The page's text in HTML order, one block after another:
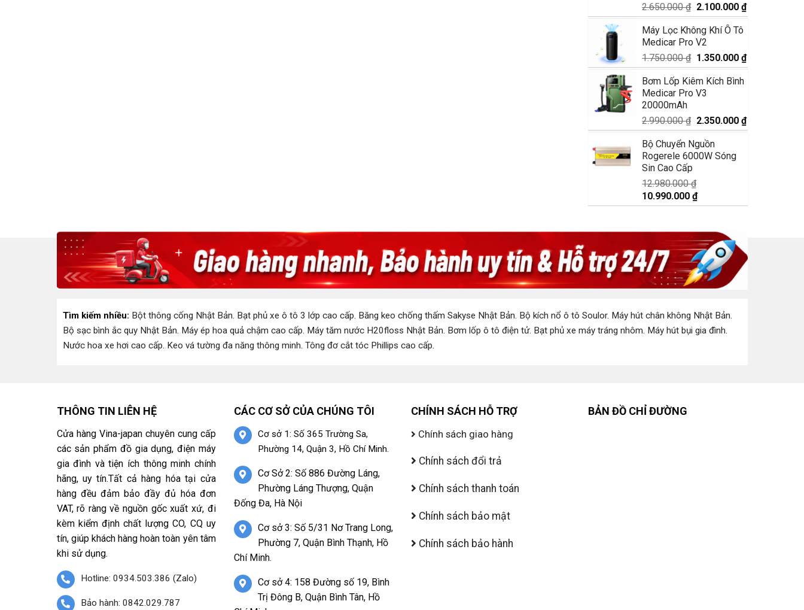
2.650.000₫ Giá
gốc
là:
2.650.000 ₫.
2.100.000₫Giá
hiện
2.100.000 ₫.
Máy Lọc Không Khí Ô Tô
Medicar Pro V2
1.750.000₫ Giá
gốc
là:
1.750.000 ₫.
1.350.000₫Giá
hiện
Bơm Lốp Kiêm Kích Bình
Medicar Pro V3
20000mAh
2.990.000₫ Giá
gốc
là:
2.990.000 ₫.
2.350.000₫Giá
hiện
Bộ Chuyển Nguồn
Rogerele 6000W Sóng
Sin Cao Cấp
12.980.000₫
Giá
gốc
12.980.000 ₫.
10.990.000₫Giá
hiện
là:
10.990.000 ₫.
Tìm kiếm nhiều: Bột thông cống Nhật Bản. Bạt phủ xe ô tô 3 lớp cao cấp. Băng keo chống thấm Sakyse Nhật Bản. Bộ kích nổ ô tô Soulor. Máy hút chân không Nhật Bản.
Bộ sạc bình ắc quy Nhật Bản. Máy ép hoa quả chậm cao cấp. Máy tăm nước H20floss Nhật Bản. Bơm lốp ô tô điện tử. Bạt phủ xe máy tráng nhôm. Máy hút bụi gia đình.
Nước hoa xe hơi cao cấp. Keo vá tường đa năng thông minh. Tông đơ cắt tóc Phillips cao cấp.
THÔNG TIN LIÊN HỆ
Cửa hàng Vina-japan chuyên cung cấp
các sản phẩm đồ gia dụng, điện máy
gia đình và tiện ích thông minh chính
hãng, uy tín.Tất cả hàng hóa tại cửa
hàng đều đảm bảo đầy đủ hóa đơn
VAT, rõ ràng về nguồn gốc xuất xứ, đi
kèm kiểm định chất lượng CO, CQ uy
tín, giúp khách hàng hoàn toàn yên tâm
khi sử dụng.
Hotline: 0934.503.386 (Zalo)
Bảo hành: 0842.029.787
CÁC CƠ SỞ CỦA CHÚNG TÔI
Cơ sở 1: Số 365 Trường Sa,
Phường 14, Quận 3, Hồ Chí Minh.
Cơ Sở 2: Số 886 Đường Láng,
Phường Láng Thượng, Quận
Đống Đa, Hà Nội
Cơ sở 3: Số 5/31 Nơ Trang Long,
Phường 7, Quận Bình Thạnh, Hồ
Chí Minh.
Cơ sở 4: 158 Đường số 19, Bình
Trị Đông B, Quận Bình Tân, Hồ
CHÍNH SÁCH HỖ TRỢ
Chính sách giao hàng
Chính sách đổi trả
Chính sách thanh toán
Chính sách bảo mật
Chính sách bảo hành
BẢN ĐỒ CHỈ ĐƯỜNG